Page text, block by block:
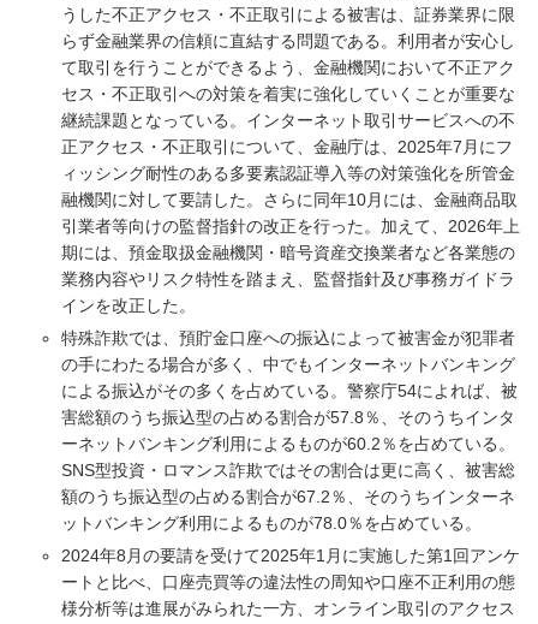
うした不正アクセス・不正取引による被害は、証券業界に限
らず金融業界の信頼に直結する問題である。利用者が安心し
て取引を行うことができるよう、金融機関において不正アク
セス・不正取引への対策を着実に強化していくことが重要な
継続課題となっている。インターネット取引サービスへの不
正アクセス・不正取引について、金融庁は、2025年7月にフ
ィッシング耐性のある多要素認証導入等の対策強化を所管金
融機関に対して要請した。さらに同年10月には、金融商品取
引業者等向けの監督指針の改正を行った。加えて、2026年上
期には、預金取扱金融機関・暗号資産交換業者など各業態の
業務内容やリスク特性を踏まえ、監督指針及び事務ガイドラ
インを改正した。
特殊詐欺では、預貯金口座への振込によって被害金が犯罪者
の手にわたる場合が多く、中でもインターネットバンキング
による振込がその多くを占めている。警察庁54によれば、被
害総額のうち振込型の占める割合が57.8％、そのうちインタ
ーネットバンキング利用によるものが60.2％を占めている。
SNS型投資・ロマンス詐欺ではその割合は更に高く、被害総
額のうち振込型の占める割合が67.2％、そのうちインターネ
ットバンキング利用によるものが78.0％を占めている。
2024年8月の要請を受けて2025年1月に実施した第1回アンケ
ートと比べ、口座売買等の違法性の周知や口座不正利用の態
様分析等は進展がみられた一方、オンライン取引のアクセス